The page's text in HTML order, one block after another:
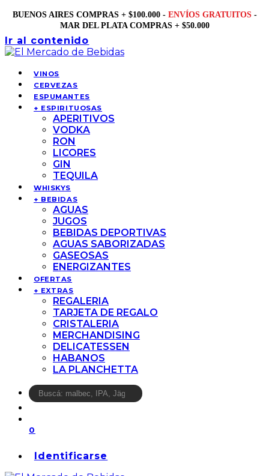
BUENOS AIRES COMPRAS + $100.000 - ENVÍOS GRATUITOS -
MAR DEL PLATA COMPRAS + $50.000
Ir al contenido
VINOS
CERVEZAS
ESPUMANTES
+ ESPIRITUOSAS
APERITIVOS
VODKA
RON
LICORES
GIN
TEQUILA
WHISKYS
+ BEBIDAS
AGUAS
JUGOS
BEBIDAS DEPORTIVAS
AGUAS SABORIZADAS
GASEOSAS
ENERGIZANTES
OFERTAS
+ EXTRAS
REGALERIA
TARJETA DE REGALO
CRISTALERIA
MERCHANDISING
DELICATESSEN
HABANOS
LA PLANCHETTA
0
Identificarse